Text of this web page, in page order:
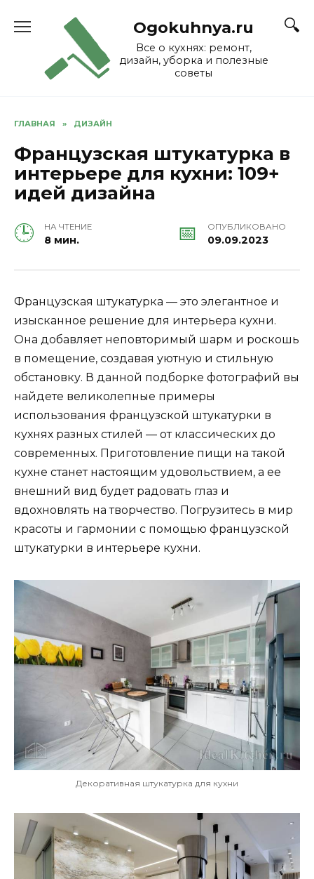
Ogokuhnya.ru
Все о кухнях: ремонт,
дизайн, уборка и полезные
советы
ГЛАВНАЯ » ДИЗАЙН
Французская штукатурка в
интерьере для кухни: 109+
идей дизайна
НА ЧТЕНИЕ
8 мин.
ОПУБЛИКОВАНО
09.09.2023
Французская штукатурка — это элегантное и
изысканное решение для интерьера кухни.
Она добавляет неповторимый шарм и роскошь
в помещение, создавая уютную и стильную
обстановку. В данной подборке фотографий вы
найдете великолепные примеры
использования французской штукатурки в
кухнях разных стилей — от классических до
современных. Приготовление пищи на такой
кухне станет настоящим удовольствием, а ее
внешний вид будет радовать глаз и
вдохновлять на творчество. Погрузитесь в мир
красоты и гармонии с помощью французской
штукатурки в интерьере кухни.
Декоративная штукатурка для кухни